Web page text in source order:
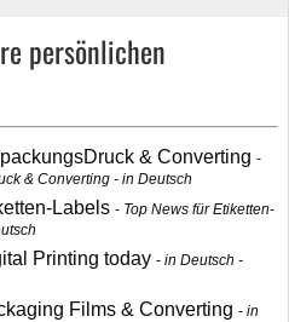
persönlichen
& Converting
& Converting - in Deutsch
Labels
Top News für Etiketten-
Printing today
in Deutsch -
Films & Converting
in